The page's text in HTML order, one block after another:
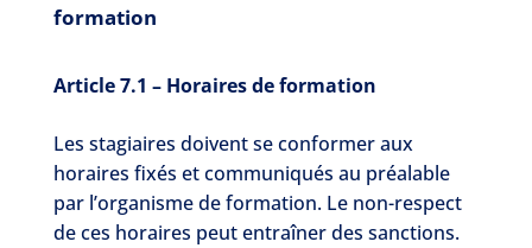
formation
Article 7.1 – Horaires de formation
Les stagiaires doivent se conformer aux
horaires fixés et communiqués au préalable
par l’organisme de formation. Le non-respect
de ces horaires peut entraîner des sanctions.